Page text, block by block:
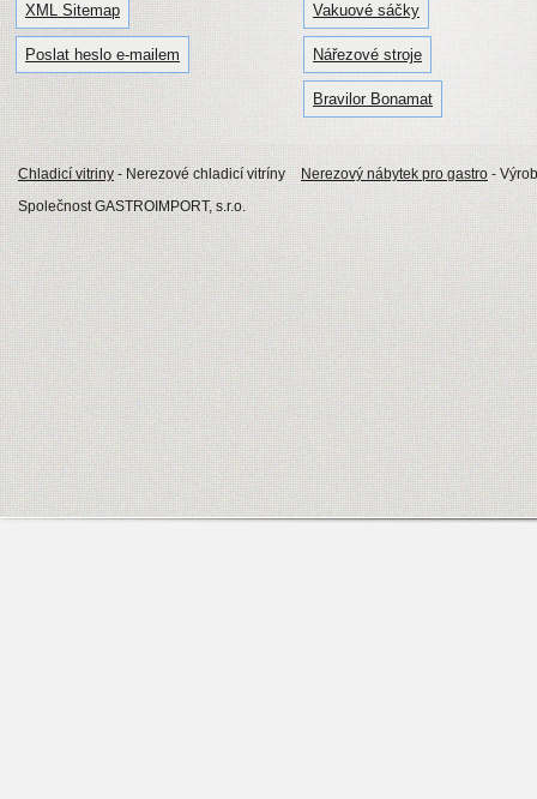
XML Sitemap
Poslat heslo e-mailem
Vakuové sáčky
Nářezové stroje
Bravilor Bonamat
Chladicí vitriny - Nerezové chladicí vitríny Nerezový nábytek pro gastro -
Společnost GASTROIMPORT, s.r.o.